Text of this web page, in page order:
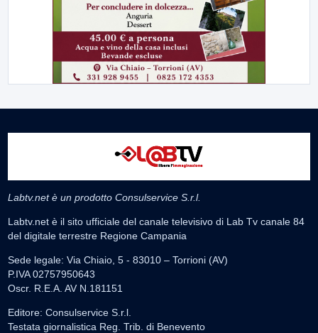
Labtv.net è un prodotto Consulservice S.r.l.
Labtv.net è il sito ufficiale del canale televisivo di Lab Tv canale 84
del digitale terrestre Regione Campania
Sede legale: Via Chiaio, 5 - 83010 – Torrioni (AV)
P.IVA 02757950643
Oscr. R.E.A. AV N.181151
Editore: Consulservice S.r.l.
Testata giornalistica Reg. Trib. di Benevento